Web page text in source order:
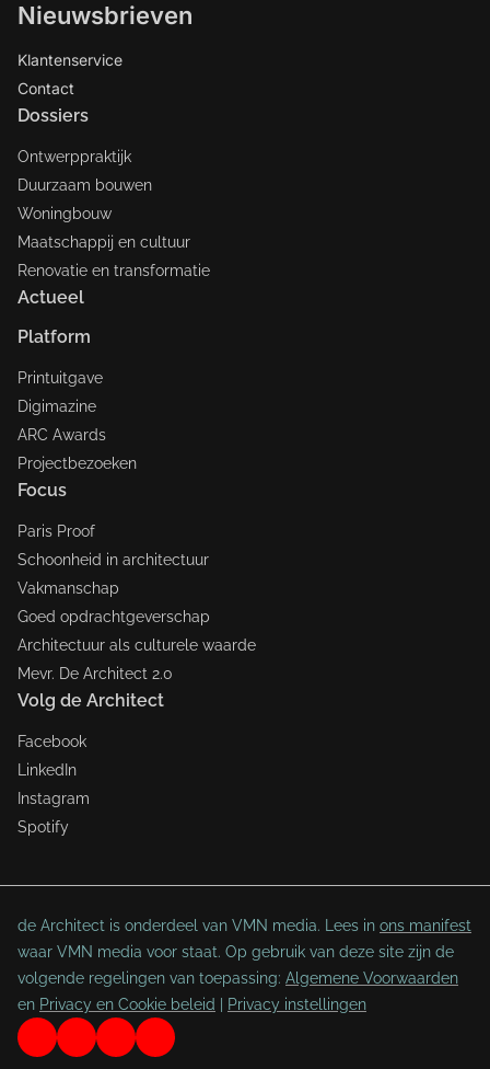
Nieuwsbrieven
Klantenservice
Contact
Dossiers
Ontwerppraktijk
Duurzaam bouwen
Woningbouw
Maatschappij en cultuur
Renovatie en transformatie
Actueel
Platform
Printuitgave
Digimazine
ARC Awards
Projectbezoeken
Focus
Paris Proof
Schoonheid in architectuur
Vakmanschap
Goed opdrachtgeverschap
Architectuur als culturele waarde
Mevr. De Architect 2.0
Volg de Architect
Facebook
LinkedIn
Instagram
Spotify
de Architect is onderdeel van VMN media. Lees in ons manifest
waar VMN media voor staat. Op gebruik van deze site zijn de
volgende regelingen van toepassing: Algemene Voorwaarden
en Privacy en Cookie beleid Privacy instellingen